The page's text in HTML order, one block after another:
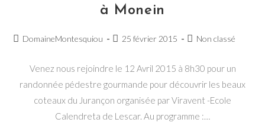
à Monein
PostDomaineMontesquiou
Post25 février 2015
PostNon classé
Venez nous rejoindre le 12 Avril 2015 à 8h30 pour un
randonnée pédestre gourmande pour découvrir les beaux
coteaux du Jurançon organisée par Viravent -Ecole
Calendreta de Lescar. Au programme :…